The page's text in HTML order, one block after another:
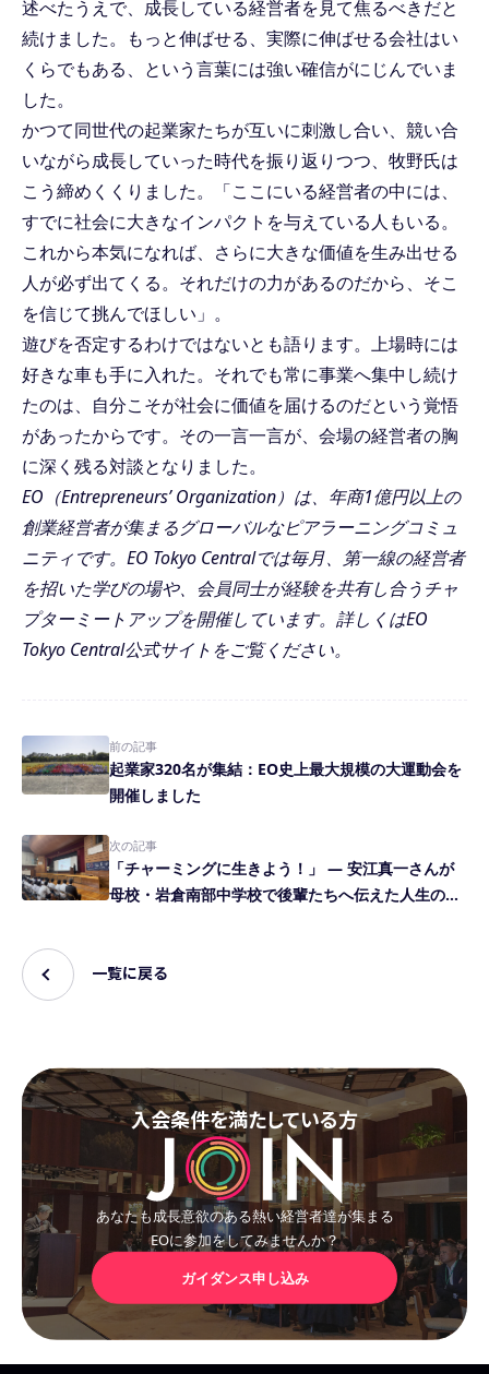
述べたうえで、成長している経営者を見て焦るべきだと
続けました。もっと伸ばせる、実際に伸ばせる会社はい
くらでもある、という言葉には強い確信がにじんでいま
した。
かつて同世代の起業家たちが互いに刺激し合い、競い合
いながら成長していった時代を振り返りつつ、牧野氏は
こう締めくくりました。「ここにいる経営者の中には、
すでに社会に大きなインパクトを与えている人もいる。
これから本気になれば、さらに大きな価値を生み出せる
人が必ず出てくる。それだけの力があるのだから、そこ
を信じて挑んでほしい」。
遊びを否定するわけではないとも語ります。上場時には
好きな車も手に入れた。それでも常に事業へ集中し続け
たのは、自分こそが社会に価値を届けるのだという覚悟
があったからです。その一言一言が、会場の経営者の胸
に深く残る対談となりました。
EO（Entrepreneurs’ Organization）は、年商1億円以上の
創業経営者が集まるグローバルなピアラーニングコミュ
ニティです。EO Tokyo Centralでは毎月、第一線の経営者
を招いた学びの場や、会員同士が経験を共有し合うチャ
プターミートアップを開催しています。詳しくはEO
Tokyo Central公式サイト をご覧ください。
前の記事
起業家320名が集結：EO史上最大規模の大運動会を
開催しました
次の記事
「チャーミングに生きよう！」 ― 安江真一さんが
母校・岩倉南部中学校で後輩たちへ伝えた人生の心
一覧に戻る
入会条件を満たしている方
あなたも成長意欲のある熱い経営者達が集まる
EOに参加をしてみませんか？
ガイダンス申し込み